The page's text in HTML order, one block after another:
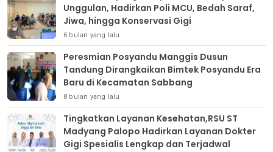
Unggulan, Hadirkan Poli MCU, Bedah Saraf,
Jiwa, hingga Konservasi Gigi
6 bulan yang lalu
Peresmian Posyandu Manggis Dusun
Tandung Dirangkaikan Bimtek Posyandu Era
Baru di Kecamatan Sabbang
8 bulan yang lalu
Tingkatkan Layanan Kesehatan,RSU ST
Madyang Palopo Hadirkan Layanan Dokter
Gigi Spesialis Lengkap dan Terjadwal